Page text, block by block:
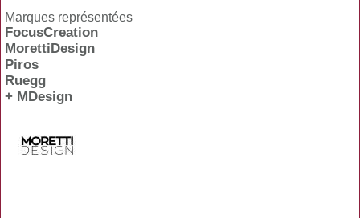
Marques représentées
FocusCreation
MorettiDesign
Piros
Ruegg
+ MDesign